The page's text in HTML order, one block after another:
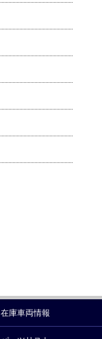
在庫車両情報